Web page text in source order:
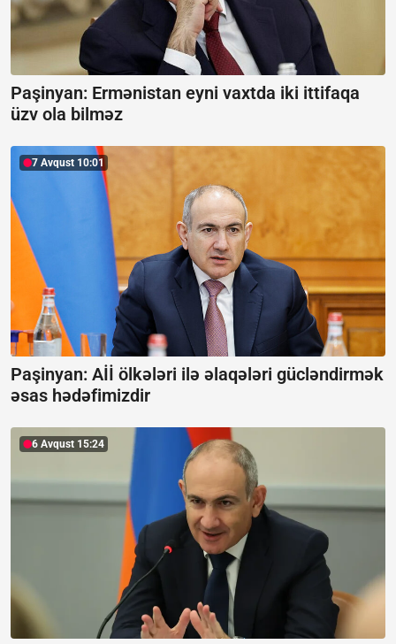
Paşinyan: Ermənistan eyni vaxtda iki ittifaqa
üzv ola bilməz
7 Avqust 10:01
Paşinyan: Aİİ ölkələri ilə əlaqələri gücləndirmək
əsas hədəfimizdir
6 Avqust 15:24